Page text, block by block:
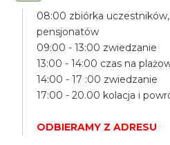
08:00 zbiórka
pensjonatów
09:00 - 13:00 zwiedzanie
13:00 - 14:00 czas na
14:00 - 17 :00 zwiedzanie
17:00 - 20.00 kolacja i
ODBIERAMY Z ADRESU